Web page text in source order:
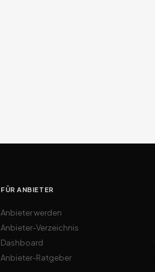
FÜR ANBIETER
Anbieter werden
Anbieter-Verzeichnis
Dashboard
Anbieter-Ratgeber